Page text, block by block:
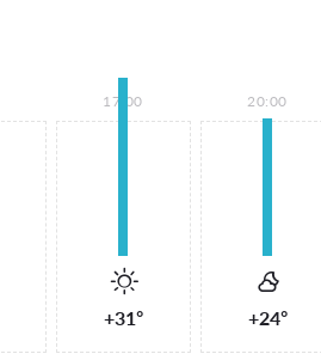
17:00
+31°
20:00
+24°